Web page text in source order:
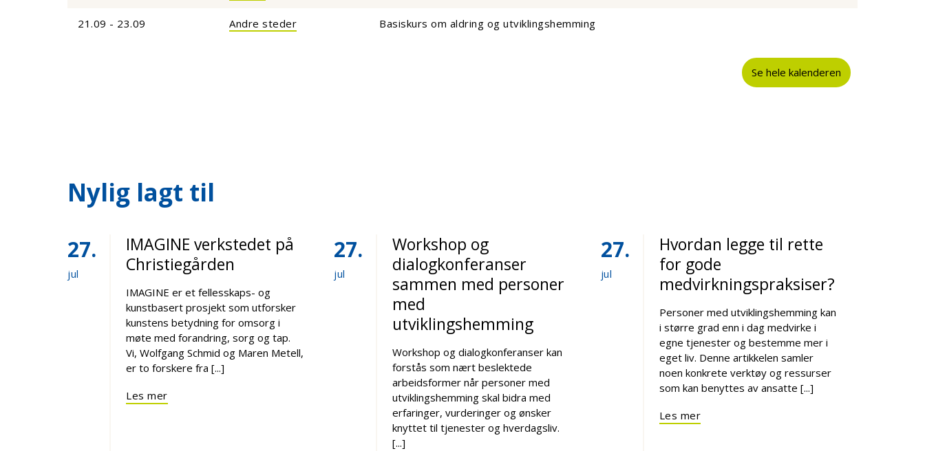
21.09 - 23.09 Andre steder Basiskurs om aldring og utviklingshemming
Se hele kalenderen
Nylig lagt til
27
jul
IMAGINE verkstedet på
Christiegården
IMAGINE er et fellesskaps- og
kunstbasert prosjekt som utforsker
kunstens betydning for omsorg i
møte med forandring, sorg og tap.
Vi, Wolfgang Schmid og Maren Metell,
er to forskere fra [...]
Les mer
27
jul
Workshop og
dialogkonferanser
sammen med personer
med
utviklingshemming
Workshop og dialogkonferanser kan
forstås som nært beslektede
arbeidsformer når personer med
utviklingshemming skal bidra med
erfaringer, vurderinger og ønsker
knyttet til tjenester og hverdagsliv.
[...]
27
jul
Hvordan legge til rette
for gode
medvirkningspraksiser?
Personer med utviklingshemming kan
i større grad enn i dag medvirke i
egne tjenester og bestemme mer i
eget liv. Denne artikkelen samler
noen konkrete verktøy og ressurser
som kan benyttes av ansatte [...]
Les mer